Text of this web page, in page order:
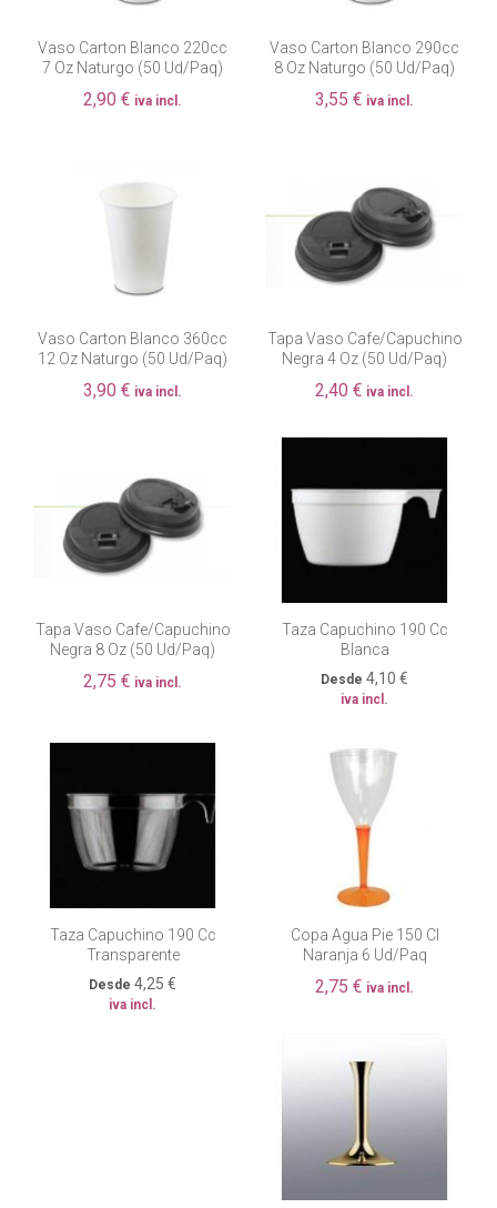
Vaso Carton Blanco 220cc
7 Oz Naturgo (50 Ud/paq)
2,90 € iva incl.
Vaso Carton Blanco 290cc
8 Oz Naturgo (50 Ud/paq)
3,55 € iva incl.
Vaso Carton Blanco 360cc
12 Oz Naturgo (50 Ud/paq)
3,90 € iva incl.
Tapa Vaso Cafe/capuchino
Negra 4 Oz (50 Ud/paq)
2,40 € iva incl.
Tapa Vaso Cafe/capuchino
Negra 8 Oz (50 Ud/paq)
2,75 € iva incl.
Taza Capuchino 190 Cc
Blanca
Desde 4,10 €
iva incl.
Taza Capuchino 190 Cc
Transparente
Desde 4,25 €
iva incl.
Copa Agua Pie 150 Cl
Naranja 6 Ud/paq
2,75 € iva incl.